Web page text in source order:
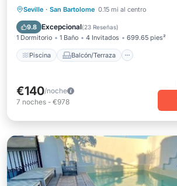
Seville · San Bartolome 0.15 mi al centro
9.8 Excepcional(23 Reseñas)
1 Dormitorio 1 Baño 4 Invitados 699.65 pies²
Piscina Balcón/Terraza
Piscina
Balcón/Terraza
Aire acondicionado
€140/noche
7 noches - €978